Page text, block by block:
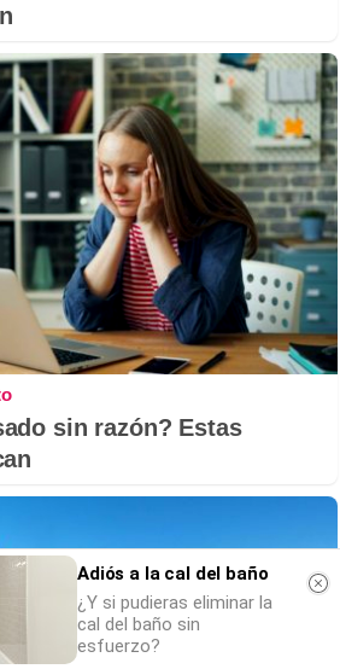
sin razón? Estas
Adiós a la cal del baño
¿Y si pudieras eliminar la
cal del baño sin
esfuerzo?